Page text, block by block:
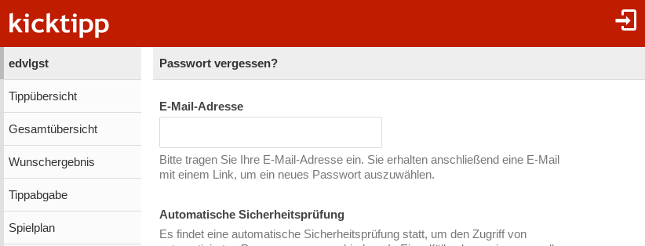
edvlgst
Tippübersicht
Gesamtübersicht
Wunschergebnis
Tippabgabe
Spielplan
Passwort vergessen?
E-Mail-Adresse
Bitte tragen Sie Ihre E-Mail-Adresse ein. Sie erhalten anschließend eine E-Mail
mit einem Link, um ein neues Passwort auszuwählen.
Automatische Sicherheitsprüfung
Es findet eine automatische Sicherheitsprüfung statt, um den Zugriff von